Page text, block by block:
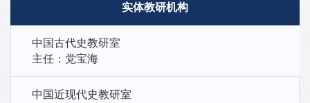
实体教研机构
中国古代史教研室
主任：党宝海
中国近现代史教研室